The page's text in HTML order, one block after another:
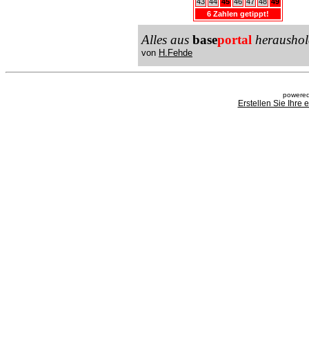
6 Zahlen getippt!
Alles aus baseportal
von H.Fehde
Erstellen Sie Ihre